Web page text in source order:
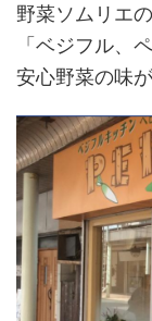
野菜ソムリエ
「ベジフル、
安心野菜の味